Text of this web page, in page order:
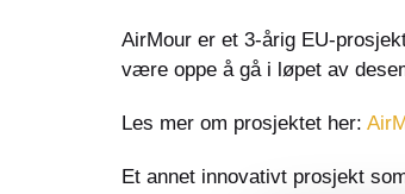
AirMour er et 3-årig EU-
være oppe å gå i løpet av
Les mer om prosjektet her:
Et annet innovativt prosjekt